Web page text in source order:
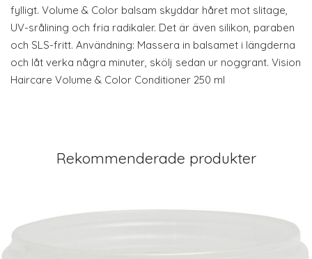
fylligt. Volume & Color balsam skyddar håret mot slitage,
UV-srålining och fria radikaler. Det är även silikon, paraben
och SLS-fritt. Användning: Massera in balsamet i längderna
och låt verka några minuter, skölj sedan ur noggrant. Vision
Haircare Volume & Color Conditioner 250 ml
Rekommenderade produkter